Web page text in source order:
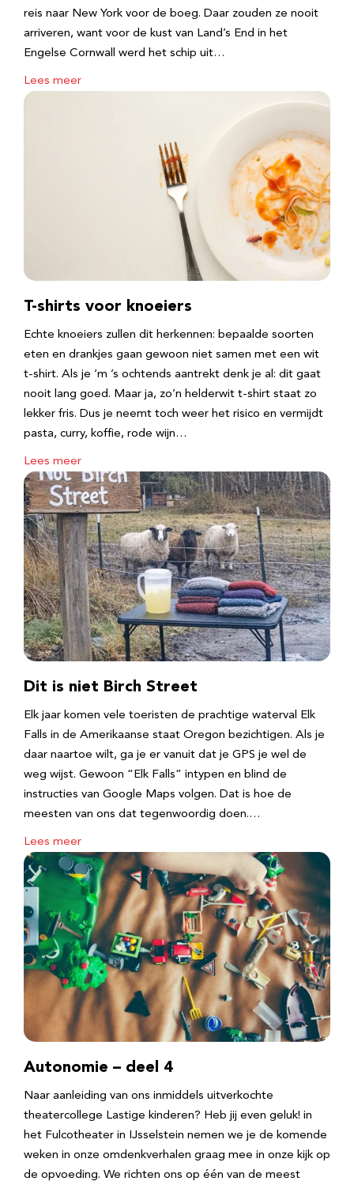
reis naar New York voor de boeg. Daar zouden ze nooit
arriveren, want voor de kust van Land’s End in het
Engelse Cornwall werd het schip uit…
Lees meer
T-shirts voor knoeiers
Echte knoeiers zullen dit herkennen: bepaalde soorten
eten en drankjes gaan gewoon niet samen met een wit
t-shirt. Als je ‘m ’s ochtends aantrekt denk je al: dit gaat
nooit lang goed. Maar ja, zo’n helderwit t-shirt staat zo
lekker fris. Dus je neemt toch weer het risico en vermijdt
pasta, curry, koffie, rode wijn…
Lees meer
Dit is niet Birch Street
Elk jaar komen vele toeristen de prachtige waterval Elk
Falls in de Amerikaanse staat Oregon bezichtigen. Als je
daar naartoe wilt, ga je er vanuit dat je GPS je wel de
weg wijst. Gewoon “Elk Falls” intypen en blind de
instructies van Google Maps volgen. Dat is hoe de
meesten van ons dat tegenwoordig doen.…
Lees meer
Autonomie – deel 4
Naar aanleiding van ons inmiddels uitverkochte
theatercollege Lastige kinderen? Heb jij even geluk! in
het Fulcotheater in IJsselstein nemen we je de komende
weken in onze omdenkverhalen graag mee in onze kijk op
de opvoeding. We richten ons op één van de meest